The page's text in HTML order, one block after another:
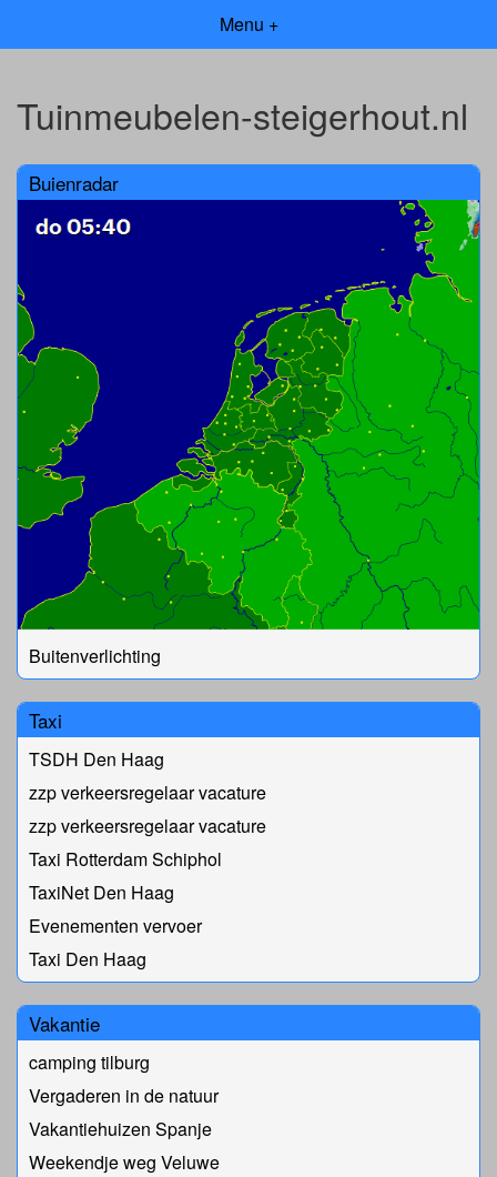
Menu +
Tuinmeubelen-steigerhout.nl
Buienradar
Buitenverlichting
Taxi
TSDH Den Haag
zzp verkeersregelaar vacature
zzp verkeersregelaar vacature
Taxi Rotterdam Schiphol
TaxiNet Den Haag
Evenementen vervoer
Taxi Den Haag
Vakantie
camping tilburg
Vergaderen in de natuur
Vakantiehuizen Spanje
Weekendje weg Veluwe